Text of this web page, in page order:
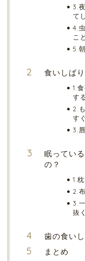
3.
て
4.
こ
5.
食いしば
1.
す
2.
す
3.
眠ってい
の？
1.
2.
3.
抜く
歯の食い
まとめ